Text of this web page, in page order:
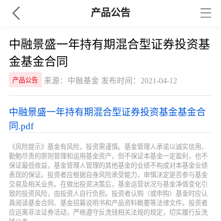
产品公告
中融景盛一年持有期混合型证券投资基
金基金合同
产品公告 来源：中融基金 发布时间：2021-04-12
中融景盛一年持有期混合型证券投资基金基金合
同.pdf
《风险提示》基金有风险，投资需谨慎。基金管理人承诺以诚实信用、
勤勉尽责的原则管理和运用基金资产，但不保证本基金一定盈利，也不
保证最低收益，基金管理人管理的其他基金的业绩不构成对本基金业绩
表现的保证。投资者应根据自身风险承受能力，审慎决定是否参与基金
交易及相关业务。在做出投资决策后，基金运营状况与基金净值变化引
致的投资风险，由投资人自行负担。投资者认购（或申购）基金时应认
真阅读基金合同、基金招募说明书和产品资料概要等法律文件。投资者
应远离非法证券活动，严格遵守反洗钱相关法规的规定，切实履行反洗